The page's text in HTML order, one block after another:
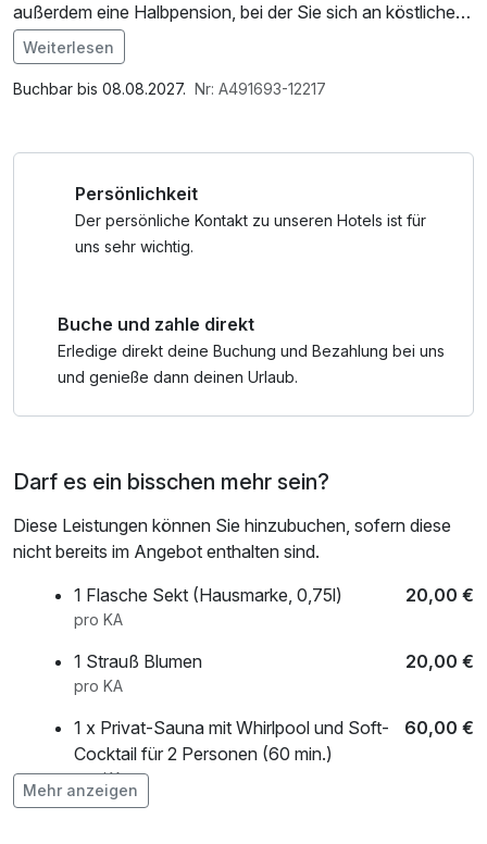
außerdem eine Halbpension, bei der Sie sich an köstlichen,
ausgewogenen Mahlzeiten erfreuen können.
In diesem Paket ist ebenfalls die KARLOVY VARY REGION
Darüber hinaus profitieren Sie von Ermäßigungen für
Fahrten mit den Stadtbussen sowie von Rabatten von bis
zu 50% auf zahlreiche weitere Dienstleistungen und
bieten haben, und lassen Sie sich von der einzigartigen
Atmosphäre dieser traditionsreichen Kurstadt verzaubern.
Weiterlesen
Buchbar bis 08.08.2027. Nr: A491693-12217
Persönlichkeit
Der persönliche Kontakt zu unseren Hotels ist für
uns sehr wichtig.
Buche und zahle direkt
Erledige direkt deine Buchung und Bezahlung bei uns
und genieße dann deinen Urlaub.
Darf es ein bisschen mehr sein?
Diese Leistungen können Sie hinzubuchen, sofern diese
nicht bereits im Angebot enthalten sind.
1 Flasche Sekt (Hausmarke, 0,75l)
20,00 €
pro KA
1 Strauß Blumen 20,00 €
pro KA
1 x Privat-Sauna mit Whirlpool und Soft-
Cocktail für 2 Personen (60 min.)
60,00 €
pro KA
Mehr anzeigen